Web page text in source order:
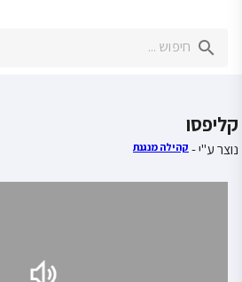
קליפסו
נוצר ע"י - קהילה מנגנת